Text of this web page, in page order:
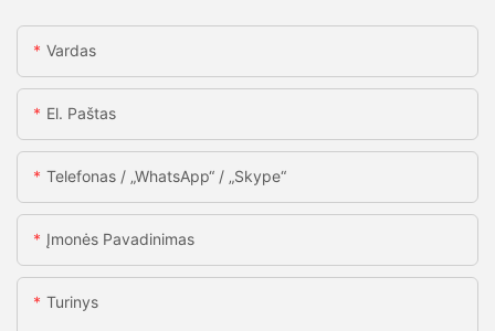
Vardas
El. Paštas
Telefonas / „WhatsApp“ / „Skype“
Įmonės Pavadinimas
Turinys